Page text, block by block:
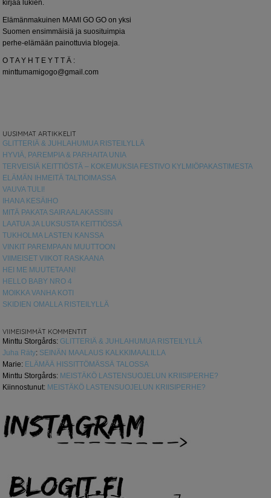
kirjaa lukien.
Elämänmakuinen MAMI GO GO on yksi
Suomen ensimmäisiä ja suosituimpia
perhe-elämään painottuvia blogeja.
O T A Y H T E Y T T Ä :
minttumamigogo@gmail.com
UUSIMMAT ARTIKKELIT
GLITTERIÄ & JUHLAHUMUA RISTEILYLLÄ
HYVIÄ, PAREMPIA & PARHAITA UNIA
TERVEISIÄ KEITTIÖSTÄ – KOKEMUKSIA FESTIVO KYLMIÖPAKASTIMESTA
ELÄMÄN IHMEITÄ TALTIOIMASSA
VAUVA TULI!
IHANA KESÄIHO
MITÄ PAKATA SAIRAALAKASSIIN
LAATUA JA LUKSUSTA KEITTIÖSSÄ
TUKHOLMA LASTEN KANSSA
VINKIT PAREMPAAN MUUTTOON
VIIMEISET VIIKOT RASKAANA
HEI ME MUUTETAAN!
HELLO BABY NRO 4
MOIKKA VANHA KOTI
SKIDIEN OMALLA RISTEILYLLÄ
VIIMEISIMMÄT KOMMENTIT
Minttu Storgårds: GLITTERIÄ & JUHLAHUMUA RISTEILYLLÄ
Juha Räty: SEINÄN MAALAUS KALKKIMAALILLA
Marie: ELÄMÄÄ HISSITTÖMÄSSÄ TALOSSA
Minttu Storgårds: MEISTÄKÖ LASTENSUOJELUN KRIISIPERHE?
Kiinnostunut: MEISTÄKÖ LASTENSUOJELUN KRIISIPERHE?